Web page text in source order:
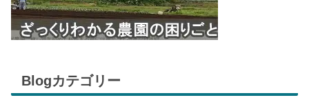
Blogカテゴリー